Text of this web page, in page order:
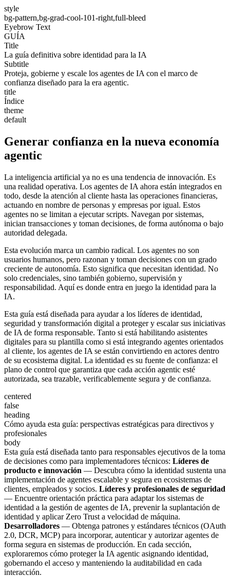
style
bg-pattern,bg-grad-cool-101-right,full-bleed
Eyebrow Text
GUÍA
Title
La guía definitiva sobre identidad para la IA
Subtitle
Proteja, gobierne y escale los agentes de IA con el marco de
confianza diseñado para la era agentic.
title
Índice
theme
default
Generar confianza en la nueva economía
agentic
La inteligencia artificial ya no es una tendencia de innovación. Es
una realidad operativa. Los agentes de IA ahora están integrados en
todo, desde la atención al cliente hasta las operaciones financieras,
actuando en nombre de personas y empresas por igual. Estos
agentes no se limitan a ejecutar scripts. Navegan por sistemas,
inician transacciones y toman decisiones, de forma autónoma o bajo
autoridad delegada.
Esta evolución marca un cambio radical. Los agentes no son
usuarios humanos, pero razonan y toman decisiones con un grado
creciente de autonomía. Esto significa que necesitan identidad. No
solo credenciales, sino también gobierno, supervisión y
responsabilidad. Aquí es donde entra en juego la identidad para la
IA.
Esta guía está diseñada para ayudar a los líderes de identidad,
seguridad y transformación digital a proteger y escalar sus iniciativas
de IA de forma responsable. Tanto si está habilitando asistentes
digitales para su plantilla como si está integrando agentes orientados
al cliente, los agentes de IA se están convirtiendo en actores dentro
de su ecosistema digital. La identidad es su fuente de confianza: el
plano de control que garantiza que cada acción agentic esté
autorizada, sea trazable, verificablemente segura y de confianza.
centered
false
heading
Cómo ayuda esta guía: perspectivas estratégicas para directivos y
profesionales
body
Esta guía está diseñada tanto para responsables ejecutivos de la toma
de decisiones como para implementadores técnicos: Líderes de
producto e innovación — Descubra cómo la identidad sustenta una
implementación de agentes escalable y segura en ecosistemas de
clientes, empleados y socios. Líderes y profesionales de seguridad
— Encuentre orientación práctica para adaptar los sistemas de
identidad a la gestión de agentes de IA, prevenir la suplantación de
identidad y aplicar Zero Trust a velocidad de máquina.
Desarrolladores — Obtenga patrones y estándares técnicos (OAuth
2.0, DCR, MCP) para incorporar, autenticar y autorizar agentes de
forma segura en sistemas de producción. En cada sección,
exploraremos cómo proteger la IA agentic asignando identidad,
gobernando el acceso y manteniendo la auditabilidad en cada
interacción.